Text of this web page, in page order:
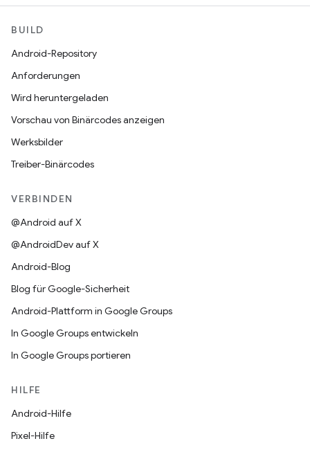
BUILD
Android-Repository
Anforderungen
Wird heruntergeladen
Vorschau von Binärcodes anzeigen
Werksbilder
Treiber-Binärcodes
VERBINDEN
@Android auf X
@AndroidDev auf X
Android-Blog
Blog für Google-Sicherheit
Android-Plattform in Google Groups
In Google Groups entwickeln
In Google Groups portieren
HILFE
Android-Hilfe
Pixel-Hilfe